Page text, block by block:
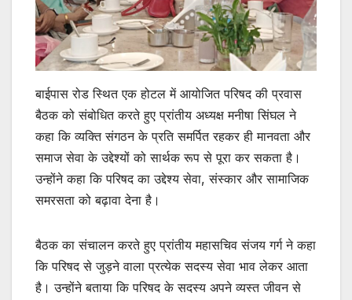
बाईपास रोड स्थित एक होटल में आयोजित परिषद की प्रवास
बैठक को संबोधित करते हुए प्रांतीय अध्यक्ष मनीषा सिंघल ने
कहा कि व्यक्ति संगठन के प्रति समर्पित रहकर ही मानवता और
समाज सेवा के उद्देश्यों को सार्थक रूप से पूरा कर सकता है।
उन्होंने कहा कि परिषद का उद्देश्य सेवा, संस्कार और सामाजिक
समरसता को बढ़ावा देना है।
बैठक का संचालन करते हुए प्रांतीय महासचिव संजय गर्ग ने कहा
कि परिषद से जुड़ने वाला प्रत्येक सदस्य सेवा भाव लेकर आता
है। उन्होंने बताया कि परिषद के सदस्य अपने व्यस्त जीवन से